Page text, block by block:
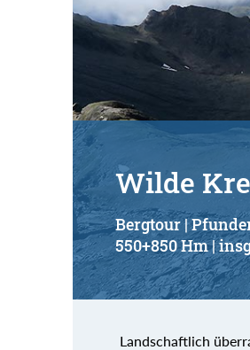
Suchbegriff:
Wilde
Bergtour |
550+850 Hm |
Landschaftlich